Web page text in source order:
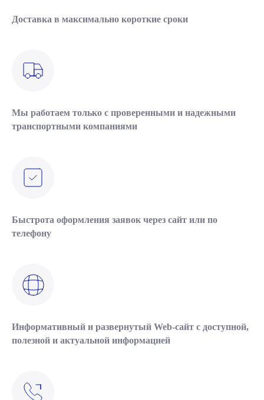
Доставка в максимально короткие сроки
Мы работаем только с проверенными и надежными
транспортными компаниями
Быстрота оформления заявок через сайт или по
телефону
Информативный и развернутый Web-сайт с доступной,
полезной и актуальной информацией